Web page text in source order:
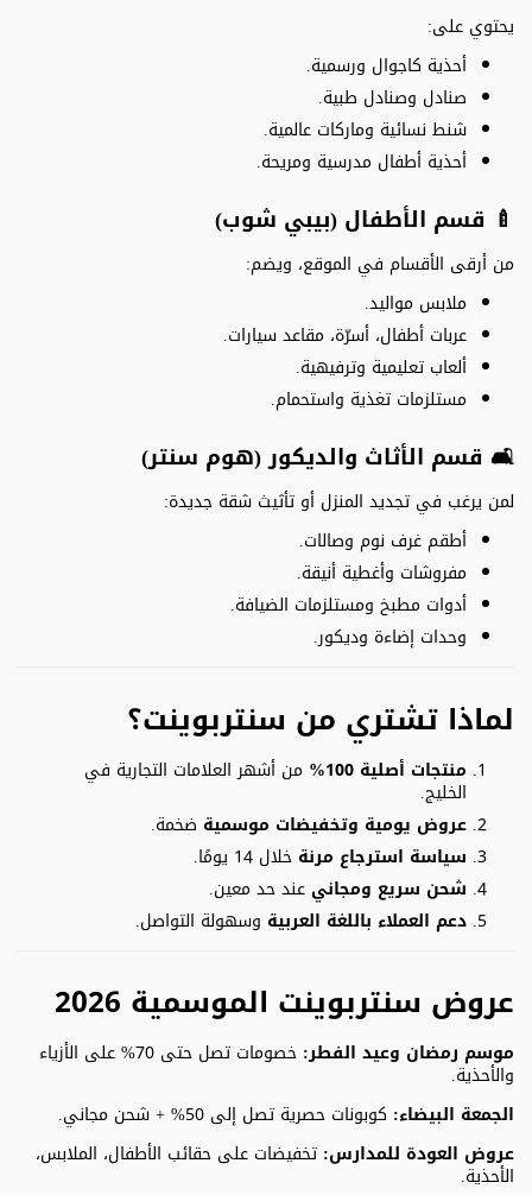
يحتوي على:
أحذية كاجوال ورسمية.
صنادل وصنادل طبية.
شنط نسائية وماركات عالمية.
أحذية أطفال مدرسية ومريحة.
🍼 قسم الأطفال (بيبي شوب)
من أرقى الأقسام في الموقع، ويضم:
ملابس مواليد.
عربات أطفال، أسرّة، مقاعد سيارات.
ألعاب تعليمية وترفيهية.
مستلزمات تغذية واستحمام.
🛋️ قسم الأثاث والديكور (هوم سنتر)
لمن يرغب في تجديد المنزل أو تأثيث شقة جديدة:
أطقم غرف نوم وصالات.
مفروشات وأغطية أنيقة.
أدوات مطبخ ومستلزمات الضيافة.
وحدات إضاءة وديكور.
لماذا تشتري من سنتربوينت؟
منتجات أصلية 100% من أشهر العلامات التجارية في
الخليج.
عروض يومية وتخفيضات موسمية ضخمة.
سياسة استرجاع مرنة خلال 14 يومًا.
شحن سريع ومجاني عند حد معين.
دعم العملاء باللغة العربية وسهولة التواصل.
عروض سنتربوينت الموسمية 2026
موسم رمضان وعيد الفطر: خصومات تصل حتى 70% على الأزياء
والأحذية.
الجمعة البيضاء: كوبونات حصرية تصل إلى 50% + شحن مجاني.
عروض العودة للمدارس: تخفيضات على حقائب الأطفال، الملابس،
الأحذية.